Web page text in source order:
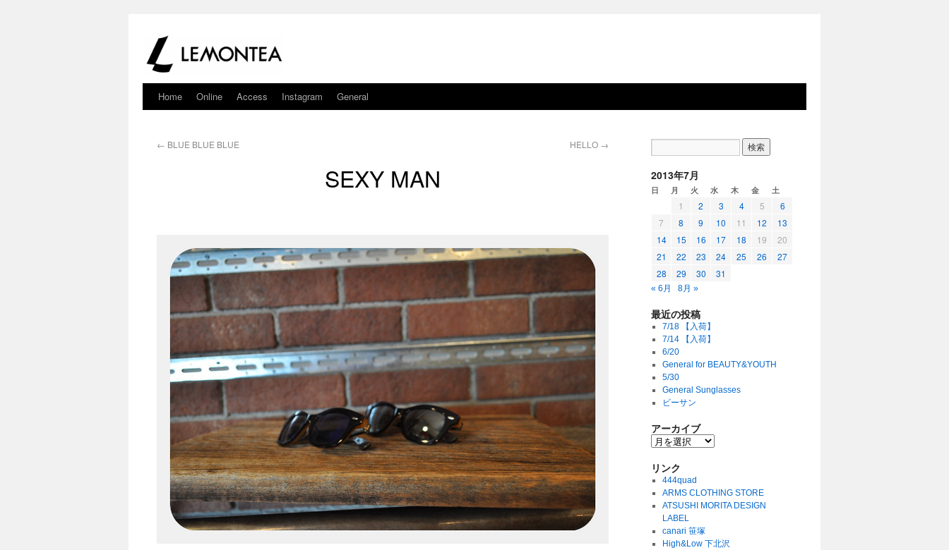
Home Online Access Instagram General
← BLUE BLUE BLUE HELLO →
SEXY MAN 2013年7月
日 月 火 水 木 金 土
1 2 3 4 5
6
7
8 9 10 11 12
13
14
15 16 17 18 19
20
21
22 23 24 25 26
27
28
29 30 31
« 6月 8月 »
最近の投稿
7/18 【入荷】
7/14 【入荷】
6/20
General for BEAUTY&YOUTH
5/30
General Sunglasses
ビーサン
アーカイブ
リンク
444quad
ARMS CLOTHING STORE
ATSUSHI MORITA DESIGN
LABEL
canari 笹塚
High&Low 下北沢